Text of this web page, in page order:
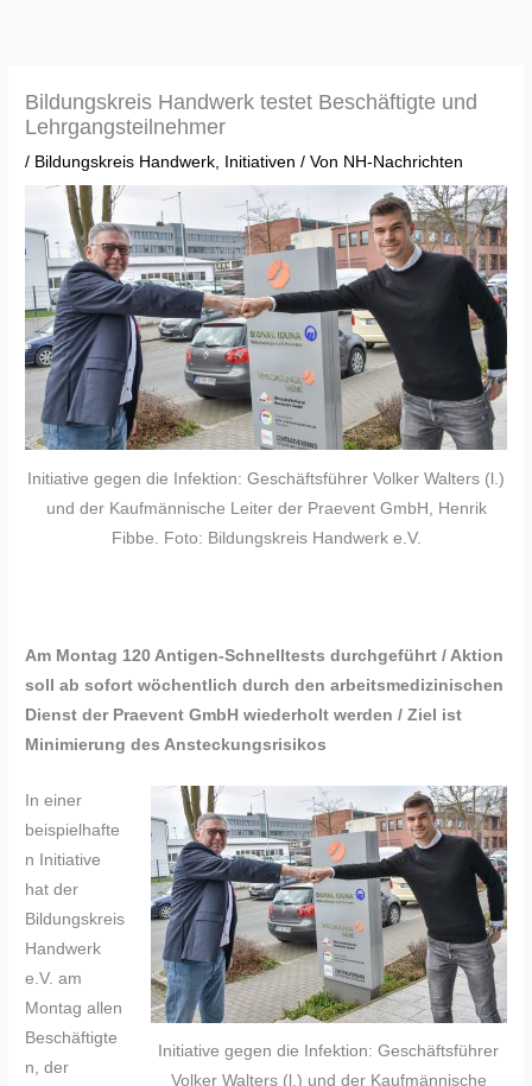
Bildungskreis Handwerk testet Beschäftigte und
Lehrgangsteilnehmer
/ Bildungskreis Handwerk, Initiativen / Von NH-Nachrichten
Initiative gegen die Infektion: Geschäftsführer Volker Walters (l.)
und der Kaufmännische Leiter der Praevent GmbH, Henrik
Fibbe. Foto: Bildungskreis Handwerk e.V.
Am Montag 120 Antigen-Schnelltests durchgeführt / Aktion
soll ab sofort wöchentlich durch den arbeitsmedizinischen
Dienst der Praevent GmbH wiederholt werden / Ziel ist
Minimierung des Ansteckungsrisikos
Initiative gegen die Infektion: Geschäftsführer
Volker Walters (l.) und der Kaufmännische
In einer
beispielhafte
n Initiative
hat der
Bildungskreis
Handwerk
e.V. am
Montag allen
Beschäftigte
n, der